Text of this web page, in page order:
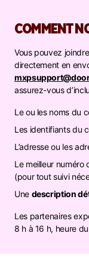
COMMENT
Vous pouvez
directement en
assurez-vous
Le ou les noms du
Les identifiants du
L’adresse ou les
Le meilleur numéro
(pour tout suivi
Une description
Les partenaires
8 h à 16 h, heure